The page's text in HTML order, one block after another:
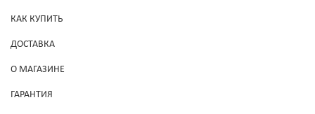
КАК КУПИТЬ
ДОСТАВКА
О МАГАЗИНЕ
ГАРАНТИЯ